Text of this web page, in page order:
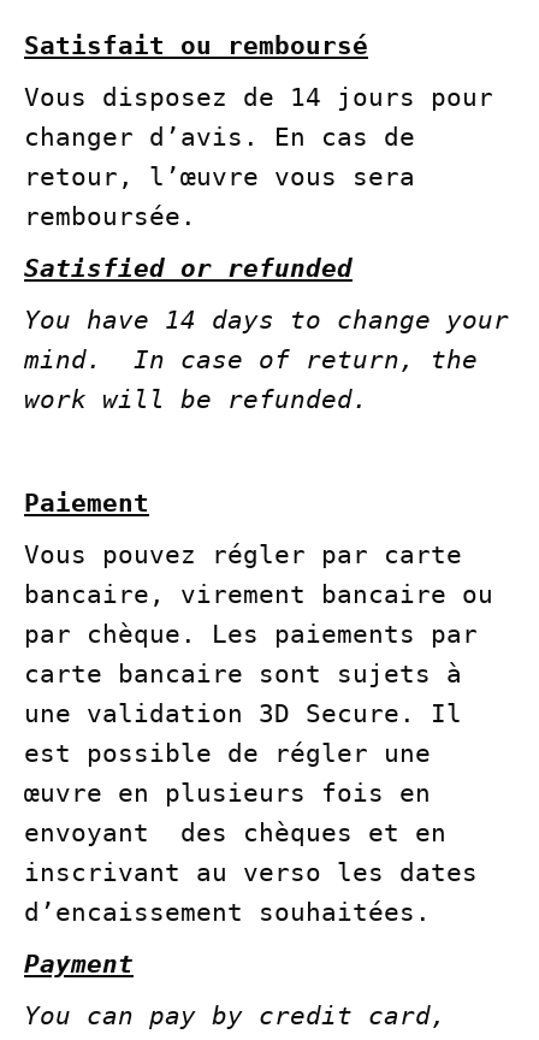
Satisfait ou remboursé
Vous disposez de 14 jours pour
changer d’avis. En cas de
retour, l’œuvre vous sera
remboursée.
Satisfied or refunded
You have 14 days to change your
mind. In case of return, the
work will be refunded.
Paiement
Vous pouvez régler par carte
bancaire, virement bancaire ou
par chèque. Les paiements par
carte bancaire sont sujets à
une validation 3D Secure. Il
est possible de régler une
œuvre en plusieurs fois en
envoyant
des chèques et en
inscrivant au verso les dates
d’encaissement souhaitées.
Payment
You can pay by credit card,